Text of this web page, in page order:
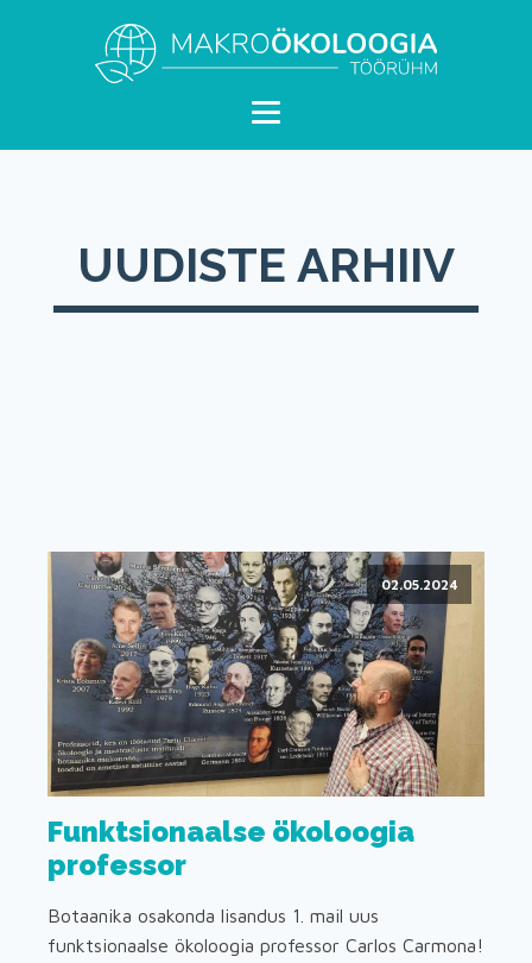
UUDISTE ARHIIV
02.05.2024
Funktsionaalse ökoloogia
professor
Botaanika osakonda lisandus 1. mail uus
funktsionaalse ökoloogia professor Carlos Carmona!